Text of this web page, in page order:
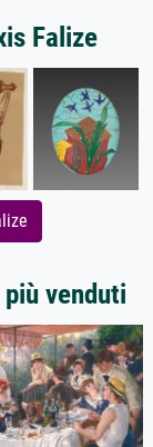
Falize
venduti